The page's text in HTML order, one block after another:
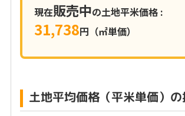
現在販売中の土地平米価格 :
31,738円（㎡単価）
土地平均価格（平米単価）